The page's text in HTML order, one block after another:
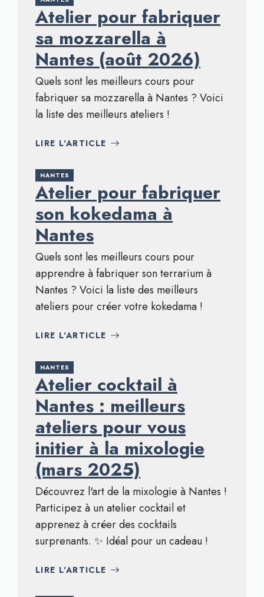
Atelier pour fabriquer
sa mozzarella à
Nantes (août 2026)
Quels sont les meilleurs cours pour
fabriquer sa mozzarella à Nantes ? Voici
la liste des meilleurs ateliers !
LIRE L'ARTICLE
NANTES
Atelier pour fabriquer
son kokedama à
Nantes
Quels sont les meilleurs cours pour
apprendre à fabriquer son terrarium à
Nantes ? Voici la liste des meilleurs
ateliers pour créer votre kokedama !
LIRE L'ARTICLE
NANTES
Atelier cocktail à
Nantes : meilleurs
ateliers pour vous
initier à la mixologie
(mars 2025)
Découvrez l'art de la mixologie à Nantes !
Participez à un atelier cocktail et
apprenez à créer des cocktails
surprenants. ✨ Idéal pour un cadeau !
LIRE L'ARTICLE